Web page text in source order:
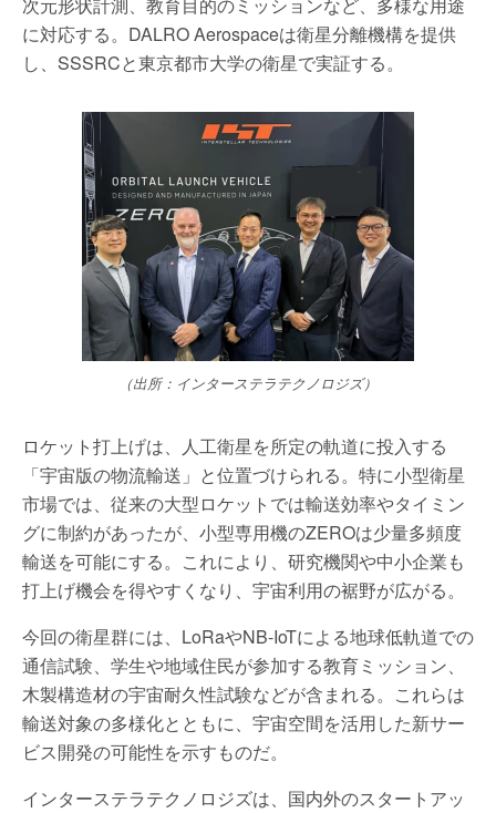
に対応する。DALRO Aerospaceは衛星分離機構を提供
し、SSSRCと東京都市大学の衛星で実証する。
（出所：インターステラテクノロジズ）
ロケット打上げは、人工衛星を所定の軌道に投入する
「宇宙版の物流輸送」と位置づけられる。特に小型衛星
市場では、従来の大型ロケットでは輸送効率やタイミン
グに制約があったが、小型専用機のZEROは少量多頻度
輸送を可能にする。これにより、研究機関や中小企業も
打上げ機会を得やすくなり、宇宙利用の裾野が広がる。
今回の衛星群には、LoRaやNB-IoTによる地球低軌道での
通信試験、学生や地域住民が参加する教育ミッション、
木製構造材の宇宙耐久性試験などが含まれる。これらは
輸送対象の多様化とともに、宇宙空間を活用した新サー
ビス開発の可能性を示すものだ。
インターステラテクノロジズは、国内外のスタートアッ